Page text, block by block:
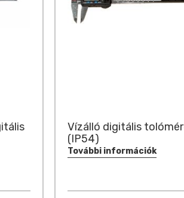
Vízálló digitális
(IP54)
További információk